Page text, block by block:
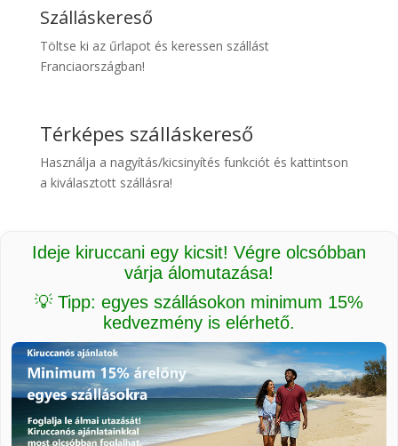
Kiwi
Szálláskereső
Töltse ki az űrlapot és keressen szállást
Franciaországban!
Térképes szálláskereső
Használja a nagyítás/kicsinyítés funkciót és kattintson
a kiválasztott szállásra!
Ideje kiruccani egy kicsit! Végre olcsóbban
várja álomutazása!
💡 Tipp: egyes szállásokon minimum 15%
kedvezmény is elérhető.